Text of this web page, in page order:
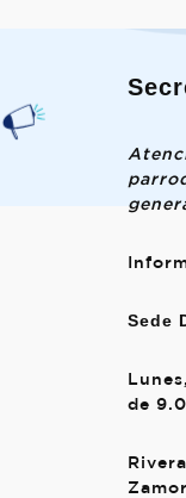
Sede
de